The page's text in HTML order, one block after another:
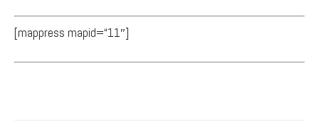
[mappress mapid=“11″]